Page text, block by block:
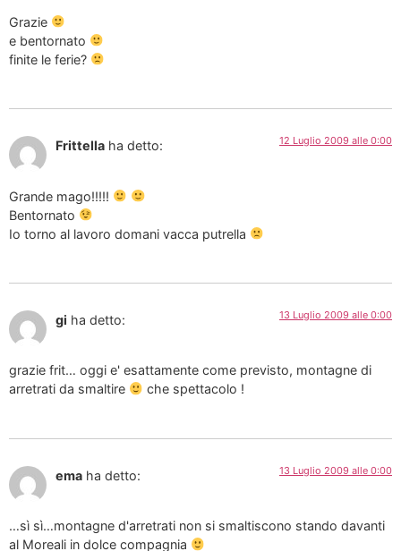
Grazie
e bentornato
finite le ferie?
Frittella ha detto: 12 Luglio 2009 alle 0:00
Grande mago!!!!!
Bentornato
Io torno al lavoro domani vacca putrella
gi ha detto: 13 Luglio 2009 alle 0:00
grazie frit… oggi e' esattamente come previsto, montagne di
arretrati da smaltire
che spettacolo !
ema ha detto: 13 Luglio 2009 alle 0:00
…sì sì…montagne d'arretrati non si smaltiscono stando davanti
al Moreali in dolce compagnia